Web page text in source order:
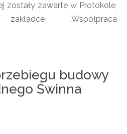
zostały zawarte w Protokole,
„Współpraca
budowy
Świnna